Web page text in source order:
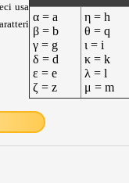
usa
α = a
β = b
γ = g
δ = d
ε = e
ζ = z
η = h
θ = q
ι = i
κ = k
λ = l
μ = m